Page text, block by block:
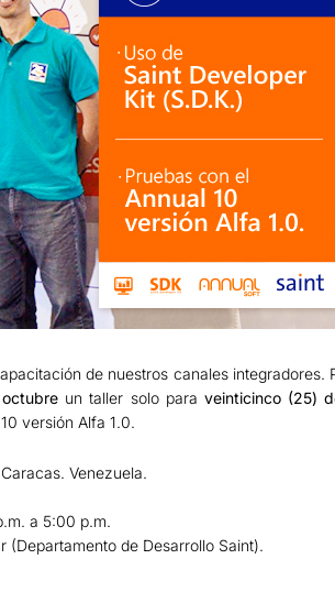
de nuestros canales
un taller solo para veinticinco (25)
versión Alfa 1.0.
Venezuela.
a 5:00 p.m.
(Departamento de Desarrollo Saint).